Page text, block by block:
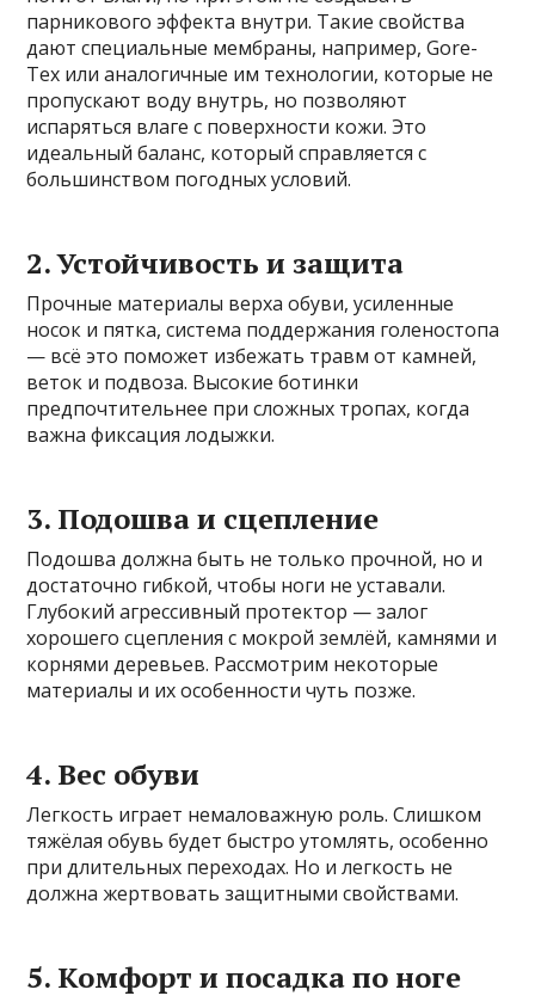
парникового эффекта внутри. Такие свойства
дают специальные мембраны, например, Gore-
Tex или аналогичные им технологии, которые не
пропускают воду внутрь, но позволяют
испаряться влаге с поверхности кожи. Это
идеальный баланс, который справляется с
большинством погодных условий.
2. Устойчивость и защита
Прочные материалы верха обуви, усиленные
носок и пятка, система поддержания голеностопа
— всё это поможет избежать травм от камней,
веток и подвоза. Высокие ботинки
предпочтительнее при сложных тропах, когда
важна фиксация лодыжки.
3. Подошва и сцепление
Подошва должна быть не только прочной, но и
достаточно гибкой, чтобы ноги не уставали.
Глубокий агрессивный протектор — залог
хорошего сцепления с мокрой землёй, камнями и
корнями деревьев. Рассмотрим некоторые
материалы и их особенности чуть позже.
4. Вес обуви
Легкость играет немаловажную роль. Слишком
тяжёлая обувь будет быстро утомлять, особенно
при длительных переходах. Но и легкость не
должна жертвовать защитными свойствами.
5. Комфорт и посадка по ноге